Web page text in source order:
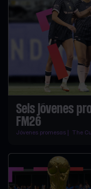
Seis jóvenes
FM26
Jóvenes promesas | The